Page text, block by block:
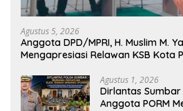
Agustus 5, 2026
Anggota DPD/MPRI, H. Muslim M.
Mengapresiasi Relawan KSB Kota
Agustus 1, 2026
Dirlantas
Anggota PORM